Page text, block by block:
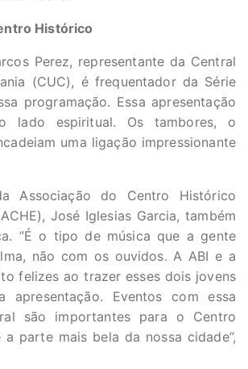
Histórico
Perez, representante da Central
(CUC), é frequentador da Série
programação. Essa apresentação
lado espiritual. Os tambores, o
uma ligação impressionante
Associação do Centro Histórico
José Iglesias Garcia, também
“É o tipo de música que a gente
não com os ouvidos. A ABI e a
felizes ao trazer esses dois jovens
apresentação. Eventos com essa
são importantes para o Centro
parte mais bela da nossa cidade”,